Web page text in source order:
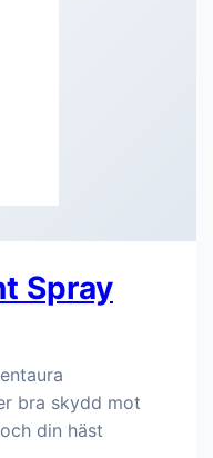
Spray
bra skydd mot
din häst